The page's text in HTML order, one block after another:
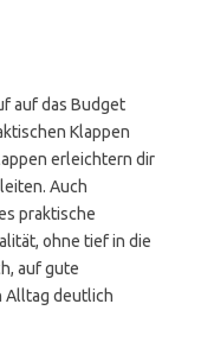
auf das Budget
Klappen
erleichtern dir
Auch
praktische
ohne tief in die
auf gute
Alltag deutlich